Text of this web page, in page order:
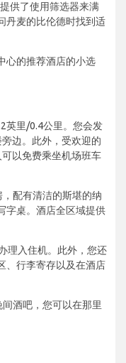
供了使用筛选器来满
丹麦的比伦德时找到适
心的推荐酒店的小选
英里/0.4公里。您会发
边。此外，受欢迎的
以免费乘坐机场班车
配有清洁的斯堪的纳
字桌。酒店全区域提供
理入住机。此外，您还
、行李寄存以及在酒店
酒吧，您可以在那里